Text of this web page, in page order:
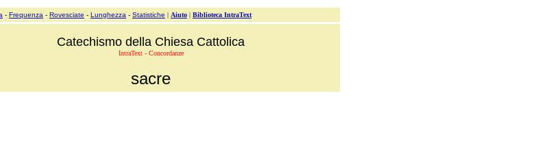
- Frequenza - Rovesciate - Lunghezza - Statistiche | Aiuto | Biblioteca IntraText
Catechismo della Chiesa Cattolica
IntraText - Concordanze
sacre